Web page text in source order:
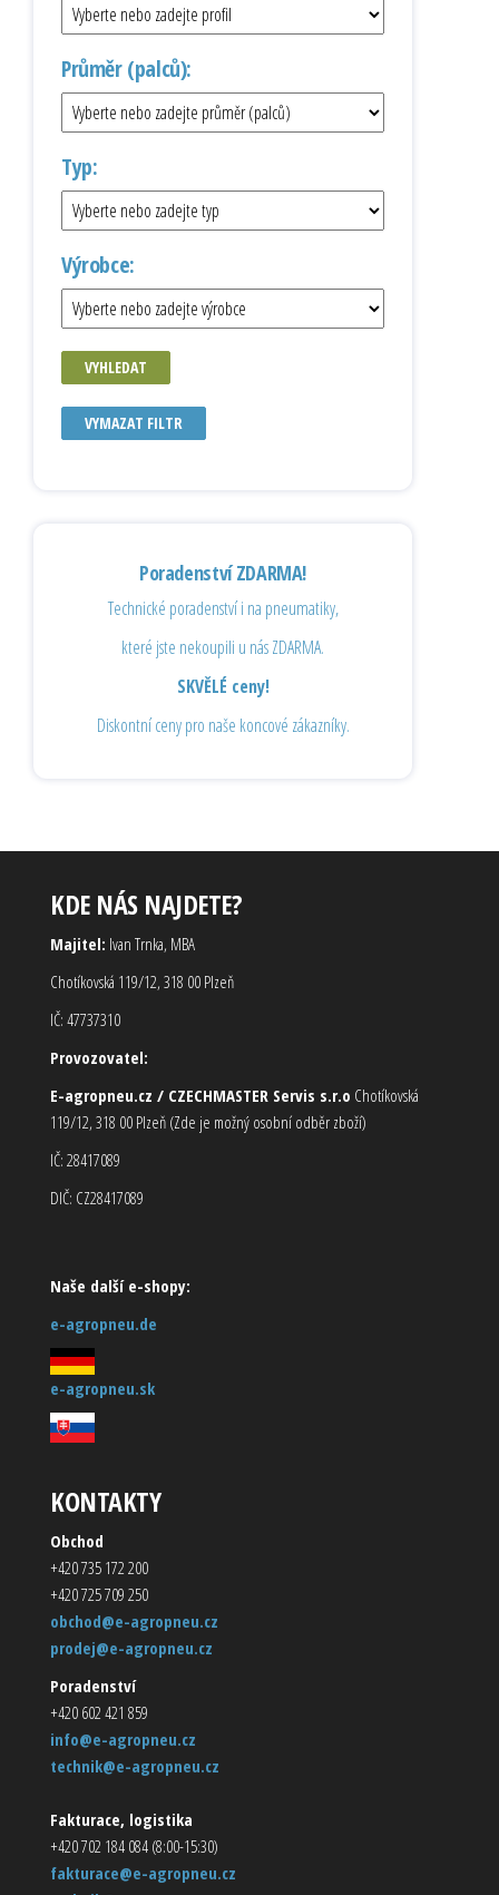
Průměr (palců):
Typ:
Výrobce:
VYHLEDAT
VYMAZAT FILTR
Poradenství ZDARMA!
Technické poradenství i na pneumatiky,
které jste nekoupili u nás ZDARMA.
SKVĚLÉ ceny!
Diskontní ceny pro naše koncové zákazníky.
KDE NÁS NAJDETE?
Majitel: Ivan Trnka, MBA
Chotíkovská 119/12, 318 00 Plzeň
IČ: 47737310
Provozovatel:
E-agropneu.cz / CZECHMASTER Servis s.r.o Chotíkovská
119/12, 318 00 Plzeň (Zde je možný osobní odběr zboží)
IČ: 28417089
DIČ: CZ28417089
Naše další e-shopy:
e-agropneu.de
e-agropneu.sk
KONTAKTY
Obchod
+420 735 172 200
+420 725 709 250
obchod@e-agropneu.cz
prodej@e-agropneu.cz
Poradenství
+420 602 421 859
info@e-agropneu.cz
technik@e-agropneu.cz
Fakturace, logistika
+420 702 184 084 (8:00-15:30)
fakturace@e-agropneu.cz